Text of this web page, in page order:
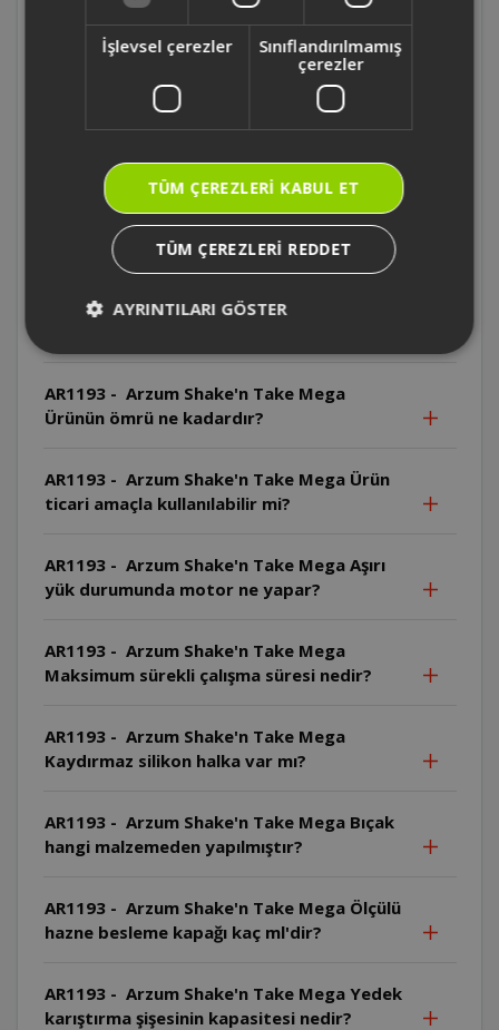
parçalar bulaşık makinesinde yıkanamaz?
AR1193 - Arzum Shake'n Take Mega Motor
gövdesi bulaşık makinesinde yıkanabilir
AR1193 - Arzum Shake'n Take Mega Motor
gövdesi suya daldırılabilir mi?
Bıçaklar neden özellikle dikkatli
AR1193 - Arzum Shake'n Take Mega
Ürünün ömrü ne kadardır?
AR1193 - Arzum Shake'n Take Mega Ürün
ticari amaçla kullanılabilir mi?
AR1193 - Arzum Shake'n Take Mega Aşırı
yük durumunda motor ne yapar?
AR1193 - Arzum Shake'n Take Mega
Maksimum sürekli çalışma süresi nedir?
AR1193 - Arzum Shake'n Take Mega
Kaydırmaz silikon halka var mı?
AR1193 - Arzum Shake'n Take Mega Bıçak
hangi malzemeden yapılmıştır?
AR1193 - Arzum Shake'n Take Mega Ölçülü
hazne besleme kapağı kaç ml'dir?
AR1193 - Arzum Shake'n Take Mega Yedek
karıştırma şişesinin kapasitesi nedir?
İşlevsel çerezler
Sınıflandırılmamış
çerezler
TÜM ÇEREZLERI KABUL ET
TÜM ÇEREZLERI REDDET
AYRINTILARI GÖSTER